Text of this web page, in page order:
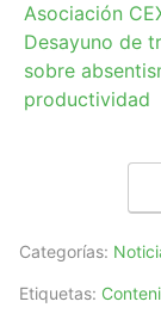
Asociación
Desayuno de
sobre
productividad
Categorías:
Etiquetas: